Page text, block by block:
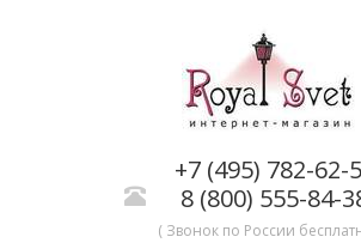
+7 (495) 782-62-
8 (800) 555-84-
( Звонок по России